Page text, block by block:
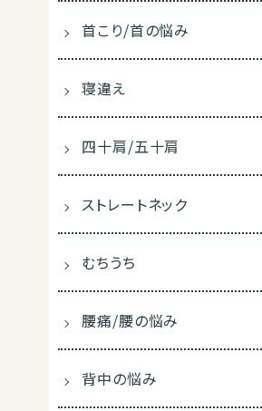
首こり/首の悩み
寝違え
四十肩/五十肩
ストレートネック
むちうち
腰痛/腰の悩み
背中の悩み